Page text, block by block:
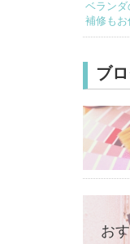
ベランダ
補修もお
ブ
お